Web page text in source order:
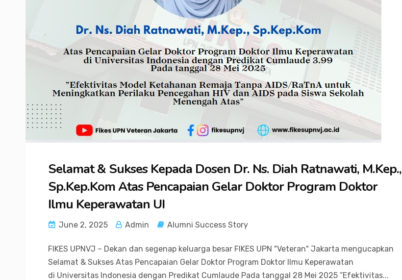
Selamat & Sukses Kepada Dosen Dr. Ns. Diah Ratnawati, M.Kep.,
Sp.Kep.Kom Atas Pencapaian Gelar Doktor Program Doktor
Ilmu Keperawatan UI
June 2, 2025 Admin Alumni Success Story
FIKES UPNVJ – Dekan dan segenap keluarga besar FIKES UPN "Veteran" Jakarta mengucapkan
Selamat & Sukses Atas Pencapaian Gelar Doktor Program Doktor Ilmu Keperawatan
di Universitas Indonesia dengan Predikat Cumlaude Pada tanggal 28 Mei 2025 ”Efektivitas...